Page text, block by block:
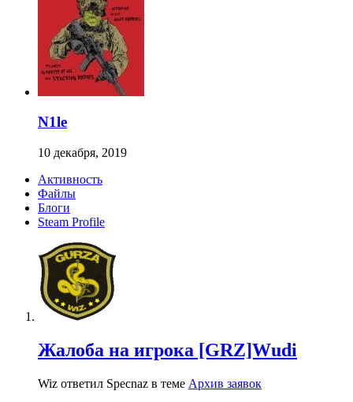
N1le
10 декабря, 2019
Активность
Файлы
Блоги
Steam Profile
Жалоба на игрока [GRZ]Wudi
Wiz ответил Specnaz в теме Архив заявок